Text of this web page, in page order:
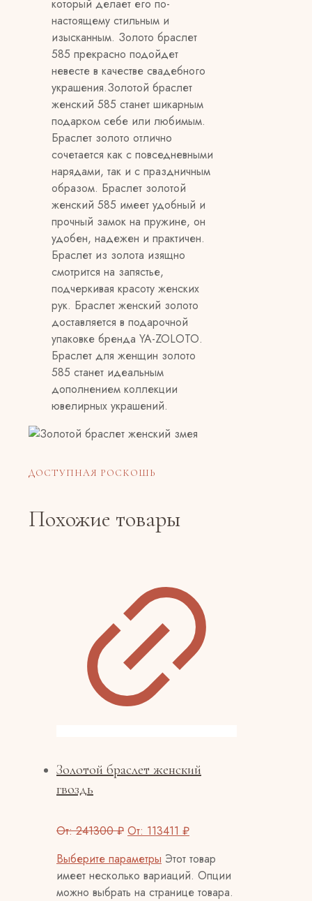
который делает его по-
настоящему стильным и
изысканным. Золото браслет
585 прекрасно подойдет
невесте в качестве свадебного
украшения.Золотой браслет
женский 585 станет шикарным
подарком себе или любимым.
Браслет золото отлично
сочетается как с повседневными
нарядами, так и с праздничным
образом. Браслет золотой
женский 585 имеет удобный и
прочный замок на пружине, он
удобен, надежен и практичен.
Браслет из золота изящно
смотрится на запястье,
подчеркивая красоту женских
рук. Браслет женский золото
доставляется в подарочной
упаковке бренда YA-ZOLOTO.
Браслет для женщин золото
585 станет идеальным
дополнением коллекции
ювелирных украшений.
ДОСТУПНАЯ РОСКОШЬ
Похожие товары
Золотой браслет женский
гвоздь
От:241300₽ От: 113411 ₽
Выберите параметры Этот товар
имеет несколько вариаций. Опции
можно выбрать на странице товара.